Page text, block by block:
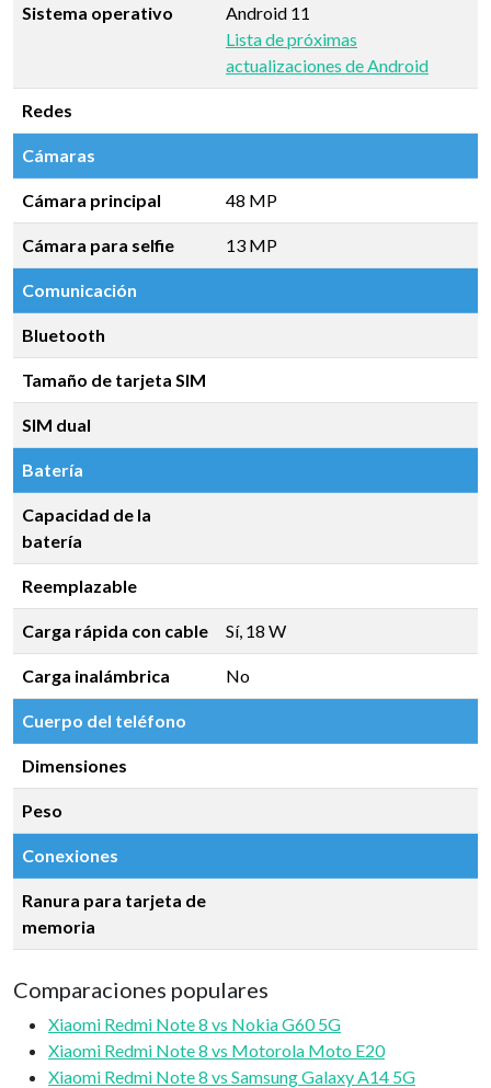
Sistema operativo
Android 11
Lista de próximas
actualizaciones de Android
Redes
Cámaras
Cámara principal 48 MP
Cámara para selfie 13 MP
Comunicación
Bluetooth
Tamaño de tarjeta SIM
SIM dual
Batería
Capacidad de la
batería
Reemplazable
Carga rápida con cable Sí, 18 W
Carga inalámbrica No
Cuerpo del teléfono
Dimensiones
Peso
Conexiones
Ranura para tarjeta de
memoria
Comparaciones populares
Xiaomi Redmi Note 8 vs Nokia G60 5G
Xiaomi Redmi Note 8 vs Motorola Moto E20
Xiaomi Redmi Note 8 vs Samsung Galaxy A14 5G